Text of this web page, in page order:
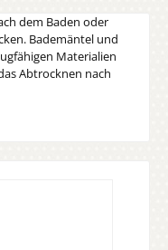
dem Baden oder
Bademäntel und
Materialien
Abtrocknen nach